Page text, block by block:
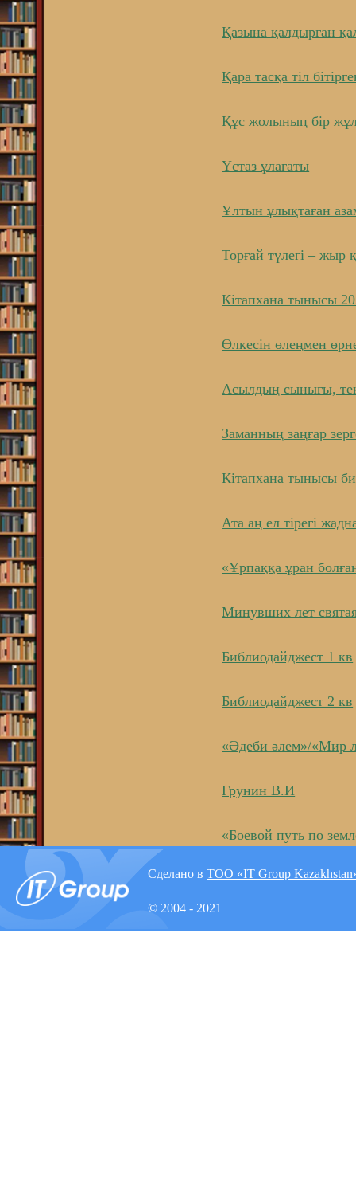
Қазына қалдырған
Қара тасқа тіл
Құс жолының бір
Ұстаз ұлағаты
Ұлтын ұлықтаған
Торғай түлегі – жыр
Кітапхана тынысы
Өлкесін өлеңмен
Асылдың сынығы,
Заманның заңғар
Кітапхана тынысы
Ата аң ел тірегі
«Ұрпаққа ұран
Минувших лет
Библиодайджест 1 кв
Библиодайджест 2 кв
«Әдеби әлем»/«Мир
Грунин В.И
«Боевой путь по
Сделано в ТОО «IT Group
© 2004 - 2021